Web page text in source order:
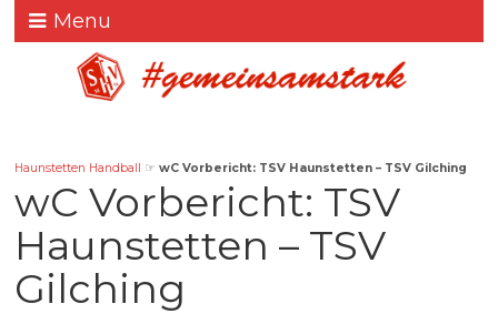
Menu
Haunstetten Handball ☞wC Vorbericht: TSV Haunstetten – TSV Gilching
wC Vorbericht: TSV
Haunstetten – TSV
Gilching